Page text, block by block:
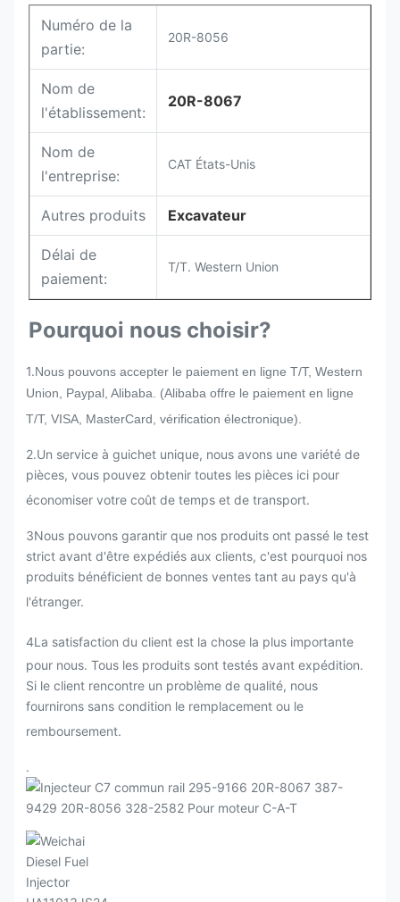
Numéro de la
partie:
20R-8056
Nom de
l'établissement:
20R-8067
Nom de
l'entreprise:
CAT États-Unis
Autres produits Excavateur
Délai de
paiement:
T/T. Western Union
Pourquoi nous choisir?
1.Nous pouvons accepter le paiement en ligne T/T, Western
Union, Paypal, Alibaba. (Alibaba offre le paiement en ligne
T/T, VISA, MasterCard, vérification électronique).
2.Un service à guichet unique, nous avons une variété de
pièces, vous pouvez obtenir toutes les pièces ici pour
économiser votre coût de temps et de transport.
3Nous pouvons garantir que nos produits ont passé le test
strict avant d'être expédiés aux clients, c'est pourquoi nos
produits bénéficient de bonnes ventes tant au pays qu'à
l'étranger.
4La satisfaction du client est la chose la plus importante
pour nous. Tous les produits sont testés avant expédition.
Si le client rencontre un problème de qualité, nous
fournirons sans condition le remplacement ou le
remboursement.
.